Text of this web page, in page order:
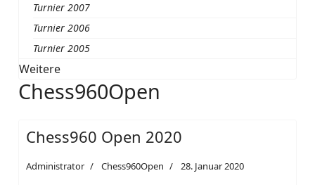
Turnier 2007
Turnier 2006
Turnier 2005
Weitere
Chess960Open
Chess960 Open 2020
Administrator Chess960Open 28. Januar 2020